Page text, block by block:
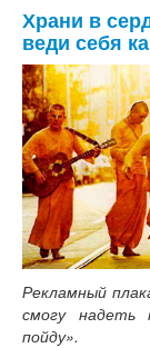
Храни в
веди себя
Рекламный
смогу
пойду».